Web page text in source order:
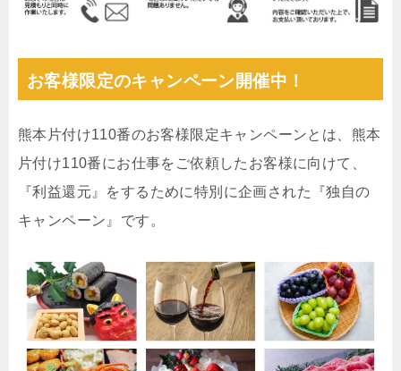
お客様限定のキャンペーン開催中！
熊本片付け110番のお客様限定キャンペーンとは、熊本
片付け110番にお仕事をご依頼したお客様に向けて、
『利益還元』をするために特別に企画された『独自の
キャンペーン』です。